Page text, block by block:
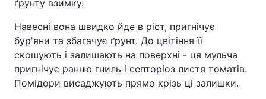
ґрунту взимку.
Навесні вона швидко йде в ріст, пригнічує
бур'яни та збагачує ґрунт. До цвітіння її
скошують і залишають на поверхні - ця мульча
пригнічує ранню гниль і септоріоз листя томатів.
Помідори висаджують прямо крізь ці залишки.